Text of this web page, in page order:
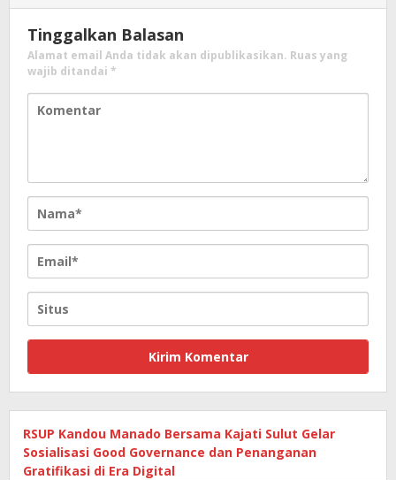
Tinggalkan Balasan
Alamat email Anda tidak akan dipublikasikan. Ruas yang
wajib ditandai *
RSUP Kandou Manado Bersama Kajati Sulut Gelar
Sosialisasi Good Governance dan Penanganan
Gratifikasi di Era Digital